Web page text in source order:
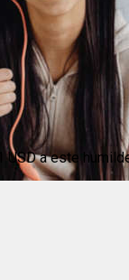
USD a este